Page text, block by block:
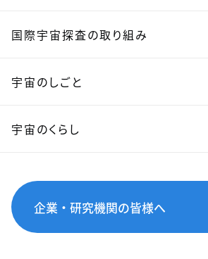
国際宇宙探査の取り組み
宇宙のしごと
宇宙のくらし
企業・研究機関の皆様へ